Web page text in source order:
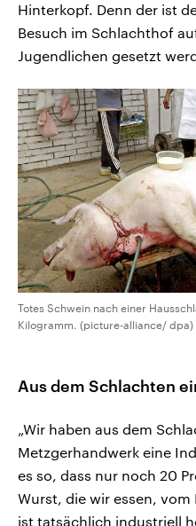
Hinterkopf. Denn der ist
Besuch im Schlachthof
Jugendlichen gesetzt
Totes Schwein nach einer
Kilogramm. (picture-alliance/ dpa)
Aus dem Schlachten
„Wir haben aus dem
Metzgerhandwerk eine
es so, dass nur noch 20
Wurst, die wir essen, vom
ist tatsächlich industriell